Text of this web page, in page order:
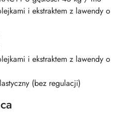
i ekstraktem z lawendy o
i ekstraktem z lawendy o
(bez regulacji)